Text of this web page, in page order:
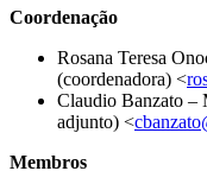
Coordenação
Rosana Teresa
(coordenadora) <
Claudio Banzato
adjunto) <
Membros